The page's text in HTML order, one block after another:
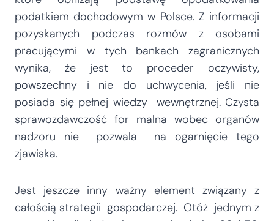
podatkiem dochodowym w Polsce. Z informacji
pozyskanych podczas rozmów z osobami
pracującymi w tych bankach zagranicznych
wynika, że jest to proceder oczywisty,
powszechny i nie do uchwycenia, jeśli nie
posiada się pełnej wiedzy wewnętrznej. Czysta
sprawozdawczość for malna wobec organów
nadzoru nie pozwala na ogarnięcie tego
zjawiska.
Jest jeszcze inny ważny element związany z
całością strategii gospodarczej. Otóż jednym z